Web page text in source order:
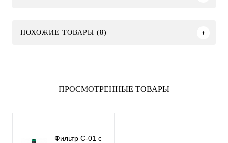
ПОХОЖИЕ ТОВАРЫ (8)
ПРОСМОТРЕННЫЕ ТОВАРЫ
Фильтр С-01 с